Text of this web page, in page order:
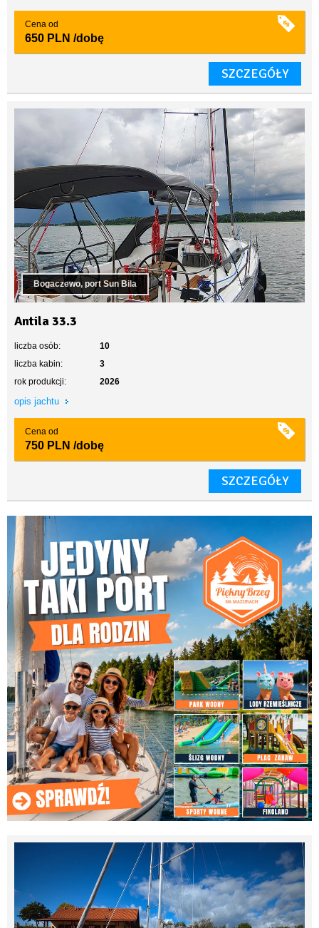
Cena od
650 PLN /dobę
SZCZEGÓŁY
Bogaczewo, port Sun Bila
Antila 33.3
liczba osób:
10
liczba kabin:
3
rok produkcji:
2026
opis jachtu
Cena od
750 PLN /dobę
SZCZEGÓŁY